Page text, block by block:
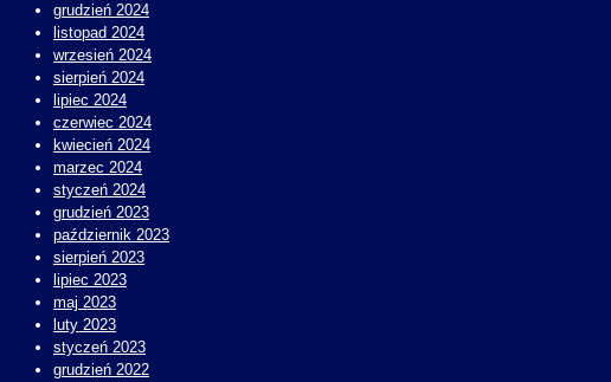
grudzień 2024
listopad 2024
wrzesień 2024
sierpień 2024
lipiec 2024
czerwiec 2024
kwiecień 2024
marzec 2024
styczeń 2024
grudzień 2023
październik 2023
sierpień 2023
lipiec 2023
maj 2023
luty 2023
styczeń 2023
grudzień 2022